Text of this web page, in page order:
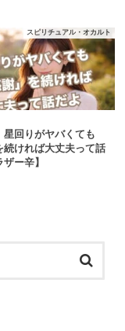
スピリチュアル・オカルト
星回りがヤバくても
続ければ大丈夫って話
ー辛】